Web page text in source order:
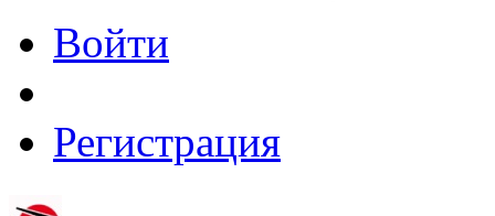
Войти
Регистрация